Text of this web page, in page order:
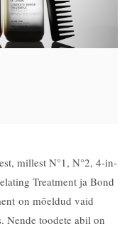
millest N°1, N°2, 4-in-
Treatment ja Bond
on mõeldud vaid
Nende toodete abil on